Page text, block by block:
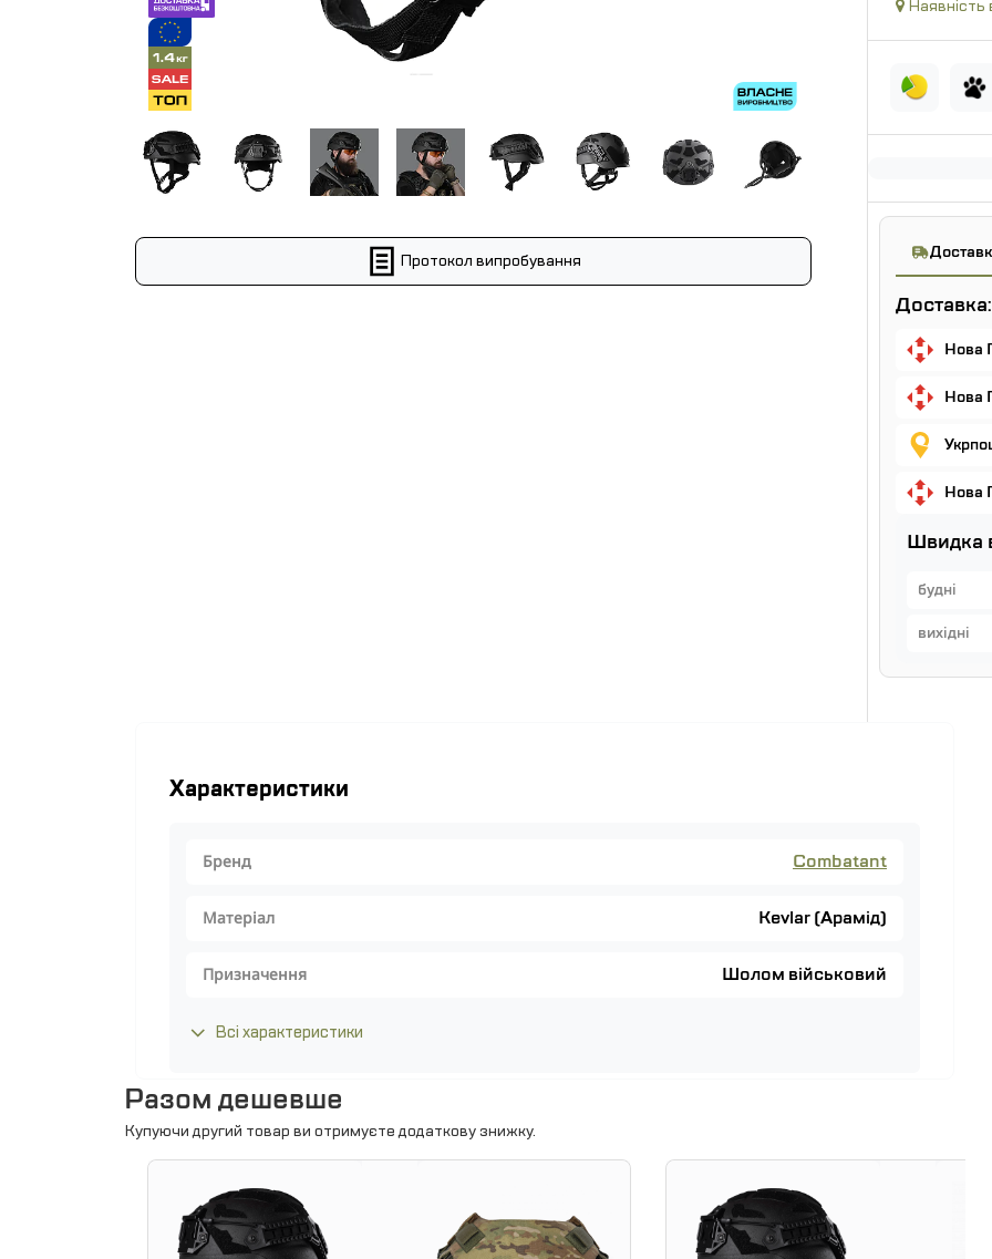
Протокол випробування
Наявність
Доставка:
Нова
Нова
Нова
Швидка
будні
вихідні
Характеристики
Бренд Combatant
Матеріал Kevlar (Арамід)
Призначення Шолом військовий
Всі характеристики
Разом дешевше
Купуючи другий товар ви отримуєте додаткову знижку.